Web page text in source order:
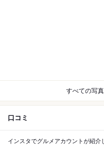
すべての写
口コミ
インスタでグルメアカウントが紹